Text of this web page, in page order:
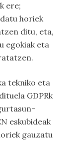
ere;
horiek
ditu, eta,
egokiak eta
tekniko eta
GDPRk
eskubideak
gauzatu